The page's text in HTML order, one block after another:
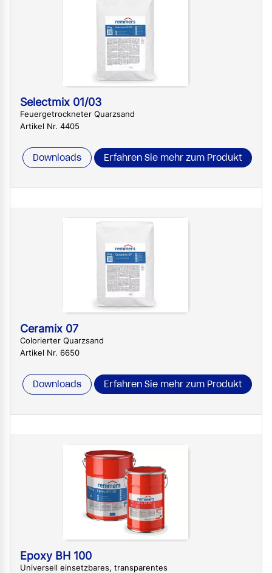
Selectmix 01/03
Feuergetrockneter Quarzsand
Artikel Nr. 4405
Downloads Erfahren Sie mehr zum Produkt
Ceramix 07
Colorierter Quarzsand
Artikel Nr. 6650
Downloads Erfahren Sie mehr zum Produkt
Epoxy BH 100
Universell einsetzbares, transparentes